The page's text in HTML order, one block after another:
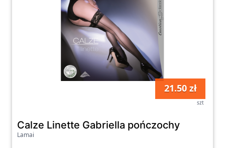
21.50 zł
szt
Calze Linette Gabriella pończochy
Lamai